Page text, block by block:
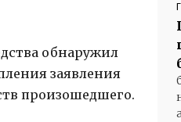
обнаружил
заявления
произошедшего.